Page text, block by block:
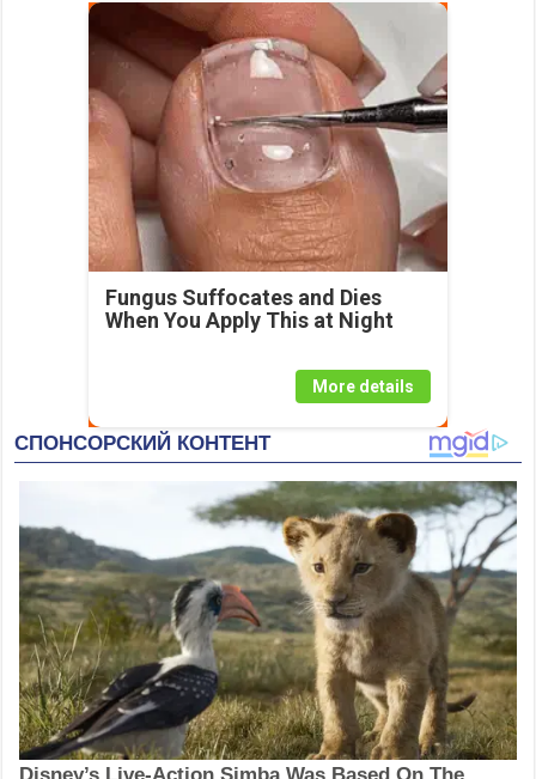
Fungus Suffocates and Dies
When You Apply This at Night
More details